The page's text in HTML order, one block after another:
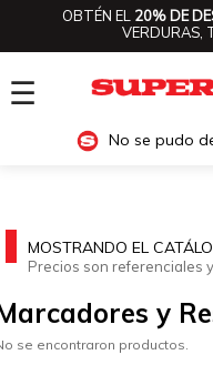
OBTÉN EL 20% DE
VERDURAS,
☰
No se pudo
MOSTRANDO EL
Precios son referenciales
y
se encontraron productos.